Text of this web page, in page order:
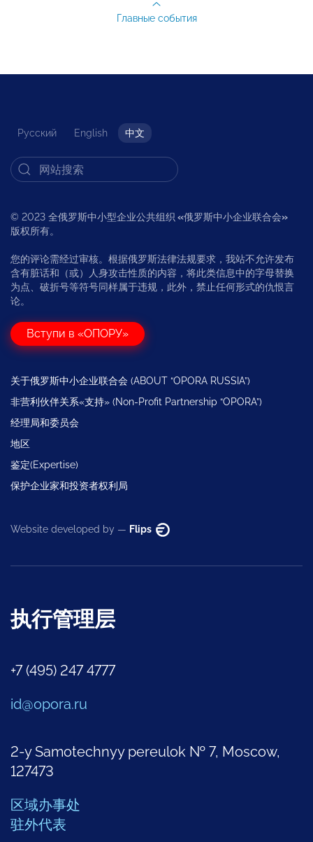
Главные события
Русский English 中文
© 2023 全俄罗斯中小型企业公共组织 «俄罗斯中小企业联合会»
版权所有。
您的评论需经过审核。根据俄罗斯法律法规要求，我站不允许发布
含有脏话和（或）人身攻击性质的内容，将此类信息中的字母替换
为点、破折号等符号同样属于违规，此外，禁止任何形式的仇恨言
论。
Вступи в «ОПОРУ»
关于俄罗斯中小企业联合会 (ABOUT “OPORA RUSSIA”)
非营利伙伴关系«支持» (Non-Profit Partnership “OPORA”)
经理局和委员会
地区
鉴定(Expertise)
保护企业家和投资者权利局
Website developed by — Flips
执行管理层
+7 (495) 247 4777
id@opora.ru
2-y Samotechnyy pereulok № 7, Moscow,
127473
区域办事处
驻外代表